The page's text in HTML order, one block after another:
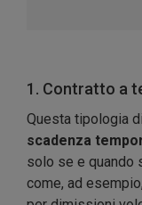
1. Contratto a
Questa tipologia
scadenza
solo se e quando
come, ad